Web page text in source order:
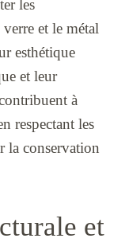
les
et le métal
esthétique
et leur
à
respectant les
la conservation
et